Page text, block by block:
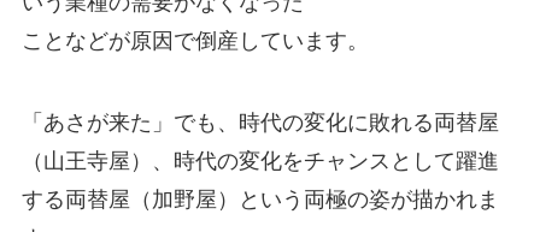
ことなどが原因で倒産しています。
「あさが来た」でも、時代の変化に敗れる両替屋
（山王寺屋）、時代の変化をチャンスとして躍進
する両替屋（加野屋）という両極の姿が描かれま